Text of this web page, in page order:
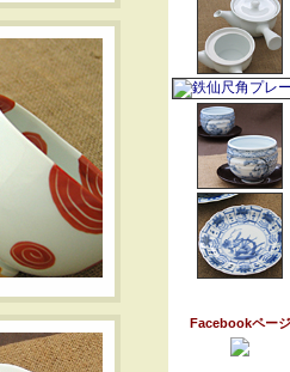
Facebookページ